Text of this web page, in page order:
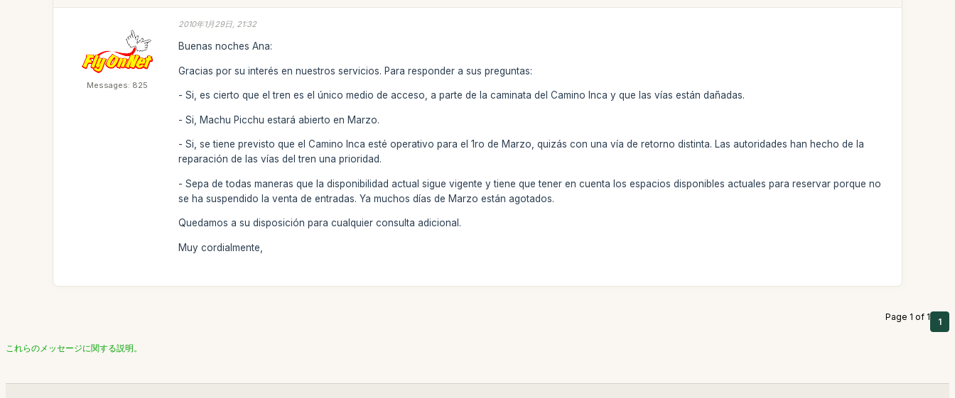
Messages: 825
2010年1月29日, 21:32
Buenas noches Ana:
Gracias por su interés en nuestros servicios. Para responder a sus preguntas:
- Si, es cierto que el tren es el único medio de acceso, a parte de la caminata del Camino Inca y que las vías están dañadas.
- Si, Machu Picchu estará abierto en Marzo.
- Si, se tiene previsto que el Camino Inca esté operativo para el 1ro de Marzo, quizás con una vía de retorno distinta. Las autoridades han hecho de la
reparación de las vías del tren una prioridad.
- Sepa de todas maneras que la disponibilidad actual sigue vigente y tiene que tener en cuenta los espacios disponibles actuales para reservar porque no
se ha suspendido la venta de entradas. Ya muchos días de Marzo están agotados.
Quedamos a su disposición para cualquier consulta adicional.
Muy cordialmente,
Page 1 of 1 1
これらのメッセージに関する説明。